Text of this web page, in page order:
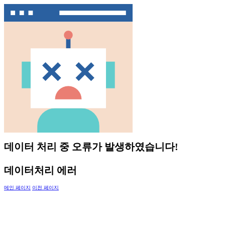
데이터 처리 중 오류가 발생하였습니다!
데이터처리 에러
메인 페이지 이전 페이지